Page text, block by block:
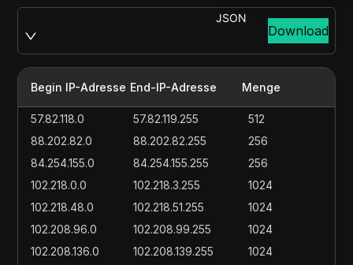
JSON
Download
Begin IP-Adresse End-IP-Adresse Menge
57.82.118.0 57.82.119.255
512
88.202.82.0
88.202.82.255
256
84.254.155.0
84.254.155.255
256
102.218.0.0
102.218.3.255
1024
102.218.48.0
102.218.51.255
1024
102.208.96.0
102.208.99.255
1024
102.208.136.0
102.208.139.255
1024